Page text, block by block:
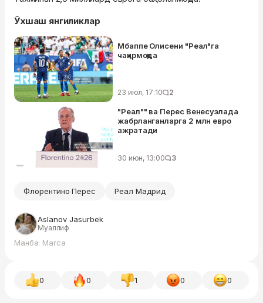
Ўхшаш янгиликлар
Мбаппе Олисени "Реал"га
чақирмоқда
23 июл, 17:10 2
"Реал"" ва Перес Венесуэлада
жабрланганларга 2 млн евро
ажратади
30 июн, 13:00 3
Флорентино Перес Реал Мадрид
Aslanov Jasurbek
Муаллиф
Манба: Marca
0 0 1 0 0